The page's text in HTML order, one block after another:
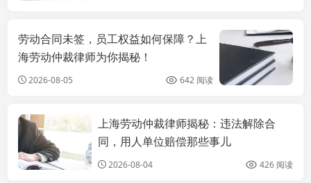
劳动合同未签，员工权益如何保障？上
海劳动仲裁律师为你揭秘！
2026-08-05 642 阅读
上海劳动法律师
上海劳动仲裁律师揭秘：违法解除合
同，用人单位赔偿那些事儿
2026-08-04 426 阅读